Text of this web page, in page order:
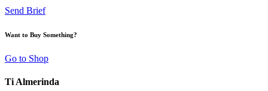
Send Brief
Want to Buy Something?
Go to Shop
Ti Almerinda